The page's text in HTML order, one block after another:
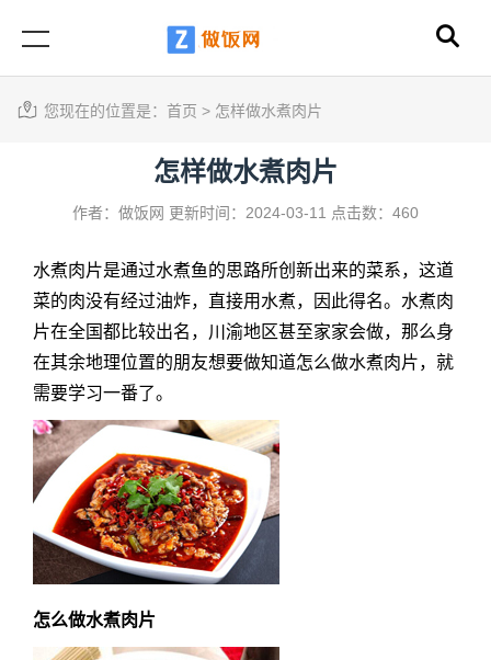
您现在的位置是： 首页 > 怎样做水煮肉片
怎样做水煮肉片
作者：做饭网 更新时间：2024-03-11 点击数：460
水煮肉片是通过水煮鱼的思路所创新出来的菜系，这道
菜的肉没有经过油炸，直接用水煮，因此得名。水煮肉
片在全国都比较出名，川渝地区甚至家家会做，那么身
在其余地理位置的朋友想要做知道怎么做水煮肉片，就
需要学习一番了。
怎么做水煮肉片